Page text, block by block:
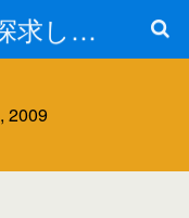
縄文と古代文明を探求しよう！
2009